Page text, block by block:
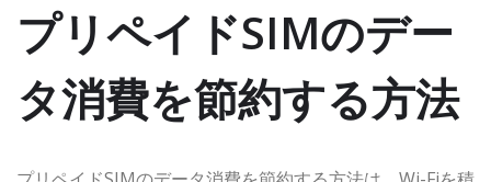
プリペイドSIMのデー
タ消費を節約する方法